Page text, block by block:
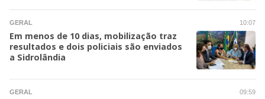
10:07
GERAL
Em menos de 10 dias, mobilização traz
resultados e dois policiais são enviados
a Sidrolândia
09:59
GERAL